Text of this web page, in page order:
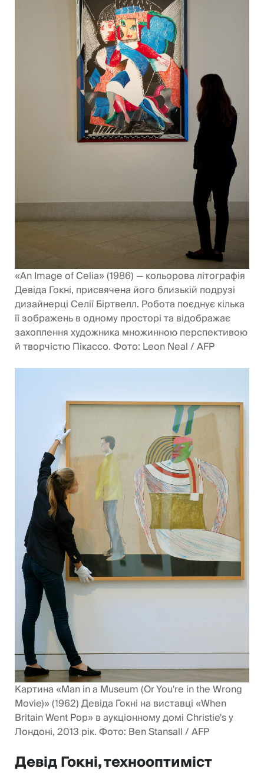
«An Image of Celia» (1986) — кольорова літографія
Девіда Гокні, присвячена його близькій подрузі
дизайнерці Селії Біртвелл. Робота поєднує кілька
її зображень в одному просторі та відображає
захоплення художника множинною перспективою
й творчістю Пікассо. Фото: Leon Neal / AFP
Картина «Man in a Museum (Or You're in the Wrong
Movie)» (1962) Девіда Гокні на виставці «When
Britain Went Pop» в аукціонному домі Christie's у
Лондоні, 2013 рік. Фото: Ben Stansall / AFP
Девід Гокні, технооптиміст